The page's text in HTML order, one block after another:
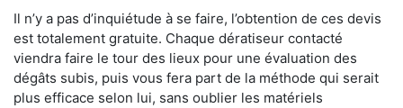
Il n’y a pas d’inquiétude à se faire, l’obtention de ces devis
est totalement gratuite. Chaque dératiseur contacté
viendra faire le tour des lieux pour une évaluation des
dégâts subis, puis vous fera part de la méthode qui serait
plus efficace selon lui, sans oublier les matériels